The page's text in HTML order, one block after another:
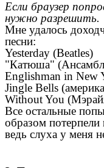
Если браузер
нужно разрешить.
Мне удалось
песни:
Yesterday (Beatles)
"Катюша"
Englishman in New
Jingle Bells
Without You
Все остальные
образом потерпели
ведь слуха у меня